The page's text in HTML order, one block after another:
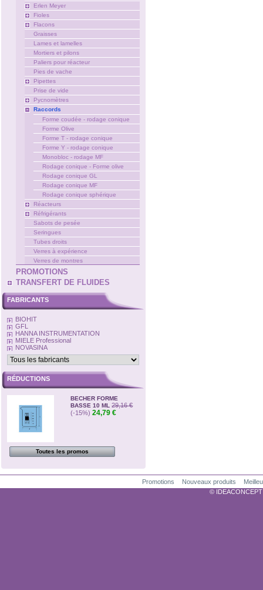
Erlen Meyer
Fioles
Flacons
Graisses
Lames et lamelles
Mortiers et pilons
Paliers pour réacteur
Pies de vache
Pipettes
Prise de vide
Pycnomètres
Raccords
Forme coudée - rodage conique
Forme Olive
Forme T - rodage conique
Forme Y - rodage conique
Monobloc - rodage MF
Rodage conique - Forme olive
Rodage conique GL
Rodage conique MF
Rodage conique sphérique
Réacteurs
Réfrigérants
Sabots de pesée
Seringues
Tubes droits
Verres à expérience
Verres de montres
PROMOTIONS
TRANSFERT DE FLUIDES
FABRICANTS
BIOHIT
GFL
HANNA INSTRUMENTATION
MIELE Professional
NOVASINA
RÉDUCTIONS
BECHER FORME
BASSE 10 ML 29,16 €
(-15%) 24,79 €
Toutes les promos
Promotions Nouveaux produits
©